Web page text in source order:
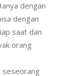
dengan
dengan
saat dan
orang
seseorang